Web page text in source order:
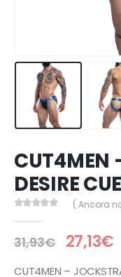
CUT4MEN
DESIRE
( Ancora
31,93€ 27,13€
CUT4MEN –